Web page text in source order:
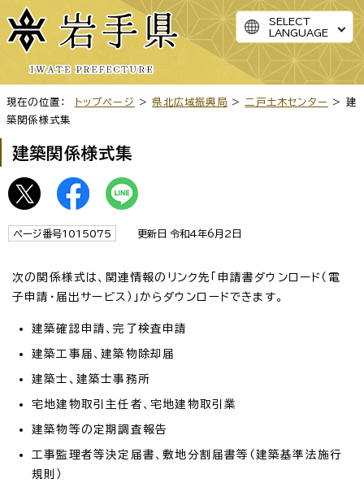
SELECT
LANGUAGE
現在の位置： トップページ > 県北広域振興局 > 二戸土木センター
> 建
築関係様式集
建築関係様式集
ページ番号1015075 更新日 令和4年6月2日
次の関係様式は、関連情報のリンク先「申請書ダウンロード（電
子申請・届出サービス）」からダウンロードできます。
建築確認申請、完了検査申請
建築工事届、建築物除却届
建築士、建築士事務所
宅地建物取引主任者、宅地建物取引業
建築物等の定期調査報告
工事監理者等決定届書、敷地分割届書等（建築基準法施行
規則）